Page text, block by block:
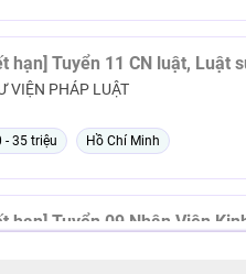
[Hết hạn] Tuyển 11 CN luật,
VIỆN PHÁP LUẬT
- 35 triệu Hồ Chí Minh
[Hết hạn] Tuyển 09 Nhân